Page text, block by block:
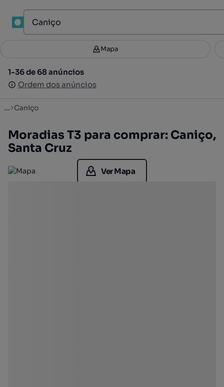
Filtros 3
1-36 de 68 anúncios
Ordem dos anúncios
Mapa
1-36 de 68 anúncios
Ordem dos anúncios
... Caniço
Moradias T3 para comprar: Caniço,
Santa Cruz
Ver Mapa